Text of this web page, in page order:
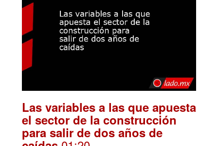
Las variables a las que apuesta
el sector de la construcción
para salir de dos años de